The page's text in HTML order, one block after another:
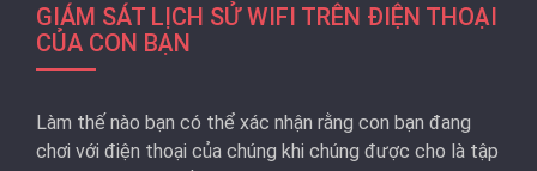
GIÁM SÁT LỊCH SỬ WIFI TRÊN ĐIỆN THOẠI
CỦA CON BẠN
Làm thế nào bạn có thể xác nhận rằng con bạn đang
chơi với điện thoại của chúng khi chúng được cho là tập